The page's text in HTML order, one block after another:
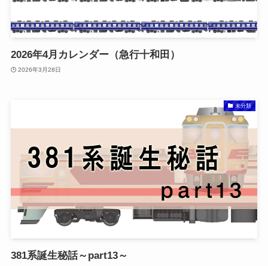
2026年4月カレンダー（急行十和田）
2026年3月28日
未分類
381系誕生秘話～part13～